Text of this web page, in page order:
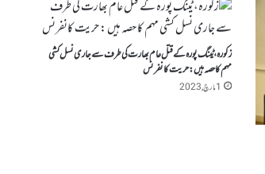
زکورہ، ٹینگ پورہ کے قتل عام بھارت کی طرف سے جاری نسل کشی
مہم کا حصہ ہیں : حریت کانفرنس
1 مارچ, 2023